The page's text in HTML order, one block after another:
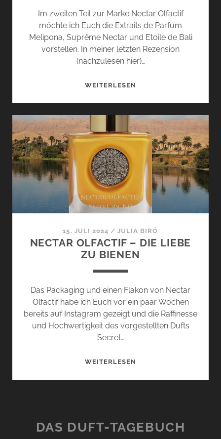
Im zweiten Teil zur Marke Nectar Olfactif
möchte ich Euch die Extraits de Parfum
Melipona, Suprême Nectar und Etoile de Bali
vorstellen. In meiner letzten Rezension
(nachzulesen hier)…
WEITERLESEN
UND
ETOILE
BALI
VON
NECTAR
OLFACTIF
15. JULI 2024 /JULIA BIRÓ
NECTAR OLFACTIF – DIE LIEBE
ZU BIENEN
Das Packaging und einen Flakon von Nectar
Olfactif habe ich Euch vor ein paar Wochen
bereits auf Instagram gezeigt und die Raffinesse
und Hochwertigkeit des vorgestellten Dufts
Secret…
WEITERLESEN
BIENEN
DAS DUFT-TAGEBUCH